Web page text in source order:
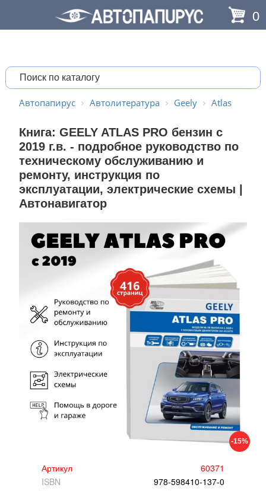
0
Автопапирус Автолитература Geely Atlas
Книга: GEELY ATLAS PRO бензин с
2019 г.в. - подробное руководство по
техническому обслуживанию и
ремонту, инструкция по
эксплуатации, электрические схемы |
Автонавигатор
-15%
Артикул
60371
ISBN
978-598410-137-0